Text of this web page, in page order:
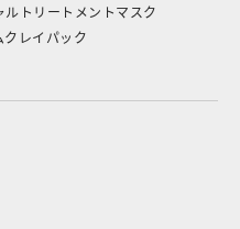
トリートメントマスク
レイパック